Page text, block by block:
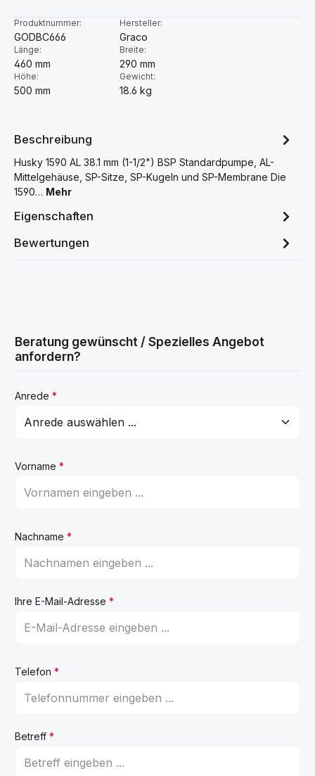
Produktnummer:
GODBC666
Hersteller:
Graco
Länge:
460 mm
Breite:
290 mm
Höhe:
500 mm
Gewicht:
18.6 kg
Beschreibung
Husky 1590 AL 38.1 mm (1-1/2") BSP Standardpumpe, AL-
Mittelgehäuse, SP-Sitze, SP-Kugeln und SP-Membrane Die
1590… Mehr
Eigenschaften
Bewertungen
Beratung gewünscht / Spezielles Angebot
anfordern?
Anrede *
Vorname *
Nachname *
Ihre E-Mail-Adresse *
Telefon *
Betreff *